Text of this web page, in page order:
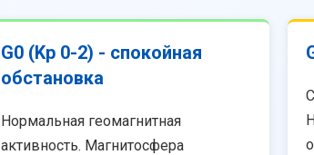
G0 (Kp 0-2) - спокойная
обстановка
Нормальная геомагнитная
активность. Магнитосфера